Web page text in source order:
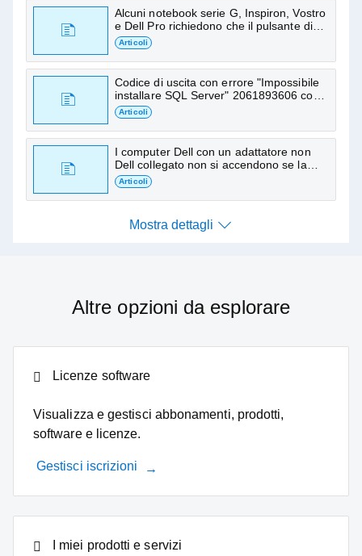
supporto
Alcuni notebook serie G, Inspiron, Vostro
e Dell Pro richiedono che il pulsante di
alimentazione sia tenuto premuto per
l'accensione quando sono alimentati a
batteria
Articoli
Codice di uscita con errore "Impossibile
installare SQL Server" 2061893606 con
SSD
Articoli
I computer Dell con un adattatore non
Dell collegato non si accendono se la
batteria è inferiore al 5%
Articoli
Mostra dettagli
Altre opzioni da esplorare
Licenze software
Visualizza e gestisci abbonamenti, prodotti,
software e licenze.
Gestisci iscrizioni
I miei prodotti e servizi